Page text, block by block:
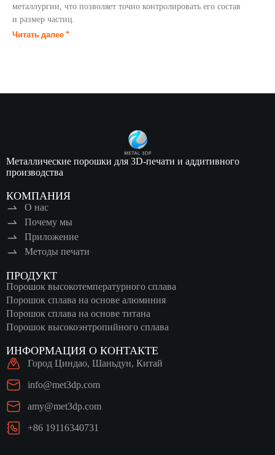
металлургии, что позволяет точно контролировать его состав
и размер частиц.
Читать далее "
Металлические порошки для 3D-печати и аддитивного
производства
КОМПАНИЯ
О нас
Почему мы
Приложение
Методы печати
ПРОДУКТ
Порошок высокотемпературного сплава
Порошок сплава на основе алюминия
Порошок сплава на основе титана
Порошок высокоэнтропийного сплава
ИНФОРМАЦИЯ О КОНТАКТЕ
Город Циндао, Шаньдун, Китай
info@met3dp.com
amy@met3dp.com
+86 19116340731